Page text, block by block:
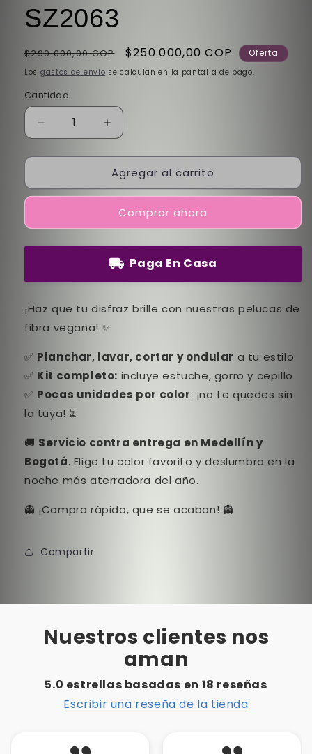
SZ2063
Precio
habitual
$290.000,00 COP
Precio
de
$250.000,00 COP Oferta
Los gastos de envío se calculan en la pantalla de pago.
Cantidad
Reducir
cantidad
para
Mistik
SZ2063
Aumentar
cantidad
para
🌈
Mistik
Fantasia
SZ2063
Agregar al carrito
Comprar ahora
Paga En Casa
¡Haz que tu disfraz brille con nuestras pelucas de
fibra vegana! ✨
✅ Planchar, lavar, cortar y ondular a tu estilo
✅ Kit completo: incluye estuche, gorro y cepillo
✅ Pocas unidades por color: ¡no te quedes sin
la tuya! ⏳
🚚 Servicio contra entrega en Medellín y
Bogotá. Elige tu color favorito y deslumbra en la
noche más aterradora del año.
👻 ¡Compra rápido, que se acaban! 👻
Compartir
Nuestros clientes nos
aman
5.0 estrellas basadas en 18 reseñas
Escribir una reseña de la tienda